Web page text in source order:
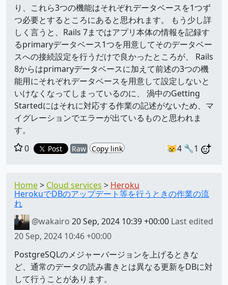
り、これら3つの機能はそれぞれデータベースを1つず
つ必要とするところにあると思われます。 もう少し詳
しく言うと、Rails 7まではアプリ本体の情報を記録す
るprimaryデータベース1つを用意してそのデータベー
スへの接続設定を行うだけで良かったところが、 Rails
8からはprimaryデータベースに加えて前述の3つの機
能用にそれぞれデータベースを用意して設定しないと
いけなくなってしまっているのに、 渦中のGetting
Startedにはそれに対応する作業の記述がないため、マ
イグレーションでエラーが出ているものと思われま
す。
0
Post Raw Copy link 😿4 🔧1
Home Cloud services Heroku
HerokuでDBのアップデート等を行うときの作業の流
れ
@wakairo 20 Sep, 2024 10:39 +00:00 Last edited
20 Sep, 2024 10:46 +00:00
PostgreSQLのメジャーバージョンを上げるときな
ど、通常のデータの読み書きとは異なる更新をDBに対
して行うことがあります。